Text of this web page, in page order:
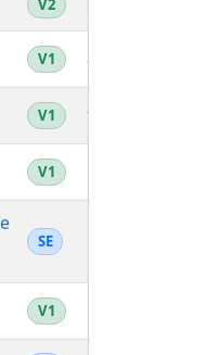
V2
V1 8
V1 9
V1
SE
V1